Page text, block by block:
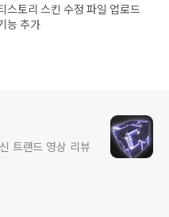
스토리 스킨 수정 파일 업로드
능 추가
트랜드 영상 리뷰